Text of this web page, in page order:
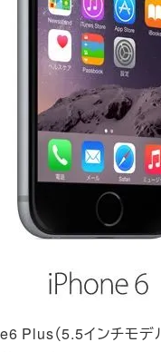
Plus（5.5インチモ